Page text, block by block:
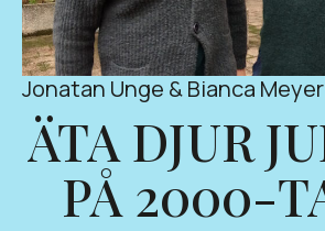
Jonatan Unge & Bianca Meyer
ÄTA DJUR
PÅ 2000-